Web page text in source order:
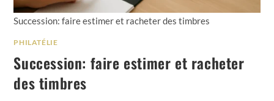
Succession: faire estimer et racheter des timbres
PHILATÉLIE
Succession: faire estimer et racheter
des timbres